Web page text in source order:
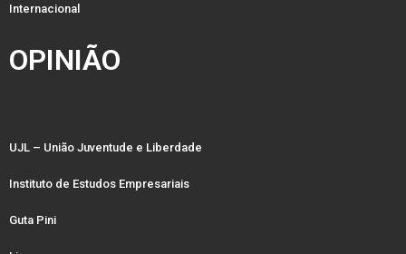
Internacional
OPINIÃO
UJL – União Juventude e Liberdade
Instituto de Estudos Empresariais
Guta Pini